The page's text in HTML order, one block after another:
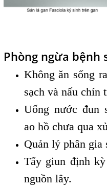
Phòng ngừa bệnh
Không ăn sống
sạch và nấu chín
Uống nước đun
ao hồ chưa qua
Quản lý phân gia
Tẩy giun định
nguồn lây.